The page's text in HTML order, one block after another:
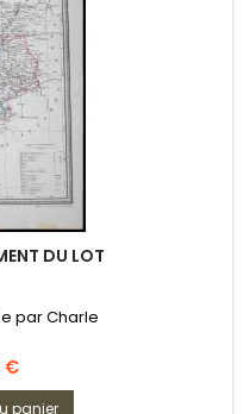
DU LOT
par Charle
€
panier